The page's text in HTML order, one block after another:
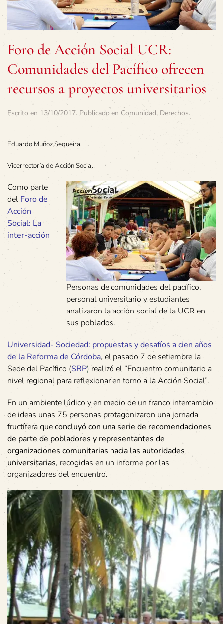
Foro de Acción Social UCR:
Comunidades del Pacífico ofrecen
recursos a proyectos universitarios
Escrito en 13/10/2017. Publicado en Comunidad, Derechos.
Eduardo Muñoz Sequeira
Vicerrectoría de Acción Social
Personas de comunidades del pacífico,
personal universitario y estudiantes
analizaron la acción social de la UCR en
sus poblados.
Como parte
del Foro de
Acción
Social: La
inter-acción
Universidad- Sociedad: propuestas y desafíos a cien años
de la Reforma de Córdoba, el pasado 7 de setiembre la
Sede del Pacífico (SRP)realizó el “Encuentro comunitario a
nivel regional para reflexionar en torno a la Acción Social”.
En un ambiente lúdico y en medio de un franco intercambio
de ideas unas 75 personas protagonizaron una jornada
fructífera queconcluyó con una serie de recomendaciones
de parte de pobladores y representantes de
organizaciones comunitarias hacia las autoridades
universitarias, recogidas en un informe por las
organizadores del encuentro.